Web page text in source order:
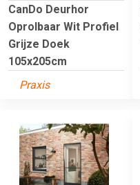
CanDo Deurhor
Oprolbaar Wit Profiel
Grijze Doek
105x205cm
Praxis